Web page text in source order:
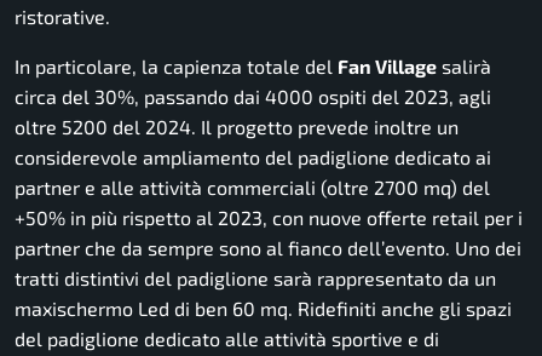
ristorative.
In particolare, la capienza totale del Fan Village salirà
circa del 30%, passando dai 4000 ospiti del 2023, agli
oltre 5200 del 2024. Il progetto prevede inoltre un
considerevole ampliamento del padiglione dedicato ai
partner e alle attività commerciali (oltre 2700 mq) del
+50% in più rispetto al 2023, con nuove offerte retail per i
partner che da sempre sono al fianco dell’evento. Uno dei
tratti distintivi del padiglione sarà rappresentato da un
maxischermo Led di ben 60 mq. Ridefiniti anche gli spazi
del padiglione dedicato alle attività sportive e di